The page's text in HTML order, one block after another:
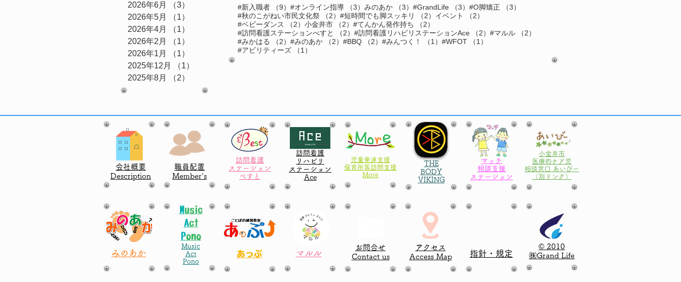
2026年6月 （3）
2026年5月
（1）
2026年4月
（1）
2026年2月
（1）
2026年1月
（1）
2025年12月
（1）
1件の記事
2025年8月
（2）
#新入職者 （9） 9件の記事
#オンライン指導 （3） 3件の記事
みのあか （3） 3件の記事
#GrandLife （3） 3件の記事
#O脚矯正 （3）
#秋のこがねい市民文化祭
（2） 2件の記事
#短時間でも脚スッキリ （2） 2件の記事
イベント （2）
#ベビーダンス
（2） 2件の記事
小金井市 （2） 2件の記事
#てんかん発作持ち （2）
#訪問看護ステーションべすと
（2） 2件の記事
#訪問看護リハビリステーションAce （2） 2件の記事
#マルル （2）
#みかはる
（2） 2件の記事
#みのあか （2） 2件の記事
#BBQ （2） 2件の記事
#みんつく！ （1） 1件の記事
#WFOT （1）
#アビリティーズ
（1）
会社概要
Description
職員配置
​Member's
訪問看護
ステーション
べすと
訪問看護
リハビリ
ステーション
​Ace
児童発達支援
​保育所等訪問支援
More
THE
BODY
VIKING
マッチ
相談支援
ステーション
小金井市
医療的ケア児
相談窓口 あいびー
​（別リンク）
みのあか
Music
Act
Pono
Music
Act
​Pono
​あっぷ マルル
お問合せ
Contact us
アクセス
Access Map
指針・規定
© 2010
㈱Grand Life